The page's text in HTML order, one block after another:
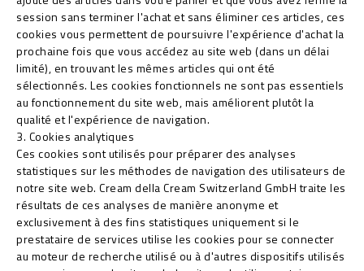
session sans terminer l'achat et sans éliminer ces articles, ces
cookies vous permettent de poursuivre l'expérience d'achat la
prochaine fois que vous accédez au site web (dans un délai
limité), en trouvant les mêmes articles qui ont été
sélectionnés. Les cookies fonctionnels ne sont pas essentiels
au fonctionnement du site web, mais améliorent plutôt la
qualité et l'expérience de navigation.
3. Cookies analytiques
Ces cookies sont utilisés pour préparer des analyses
statistiques sur les méthodes de navigation des utilisateurs de
notre site web. Cream della Cream Switzerland GmbH traite les
résultats de ces analyses de manière anonyme et
exclusivement à des fins statistiques uniquement si le
prestataire de services utilise les cookies pour se connecter
au moteur de recherche utilisé ou à d'autres dispositifs utilisés